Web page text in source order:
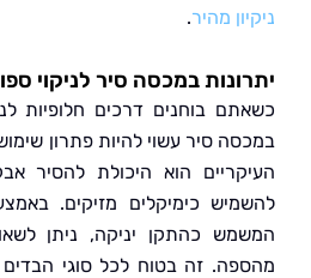
מהיר.
במכסה סיר לניקוי ספות
בוחנים דרכים חלופיות לניקוי
סיר עשוי להיות פתרון שימושי
הוא היכולת להסיר אבק
כימיקלים מזיקים. באמצעות
כהתקן יניקה, ניתן לשאוב
זה בטוח לכל סוגי הבדים